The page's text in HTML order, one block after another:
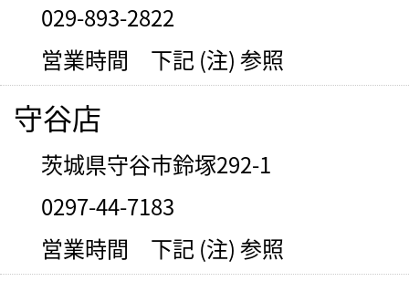
029-893-2822
営業時間 下記 (注) 参照
守谷店
茨城県守谷市鈴塚292-1
0297-44-7183
営業時間 下記 (注) 参照